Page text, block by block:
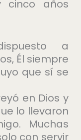
cinco años
a
Él siempre
que sí se
en Dios y
lo llevaron
Muchas
con servir